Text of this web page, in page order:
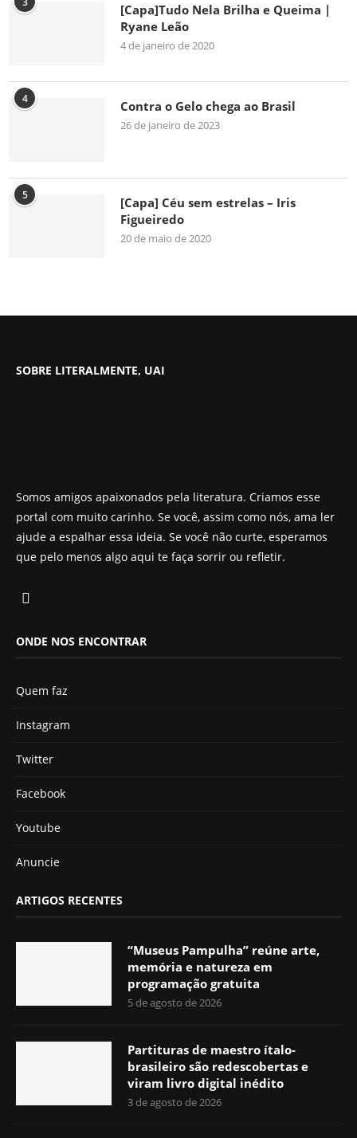
[Capa]Tudo Nela Brilha e Queima |
Ryane Leão
4 de janeiro de 2020
4 Contra o Gelo chega ao Brasil
26 de janeiro de 2023
5
[Capa] Céu sem estrelas – Iris
Figueiredo
20 de maio de 2020
SOBRE LITERALMENTE, UAI
Somos amigos apaixonados pela literatura. Criamos esse
portal com muito carinho. Se você, assim como nós, ama ler
ajude a espalhar essa ideia. Se você não curte, esperamos
que pelo menos algo aqui te faça sorrir ou refletir.
ONDE NOS ENCONTRAR
Quem faz
Instagram
Twitter
Facebook
Youtube
Anuncie
ARTIGOS RECENTES
“Museus Pampulha” reúne arte,
memória e natureza em
programação gratuita
5 de agosto de 2026
Partituras de maestro ítalo-
brasileiro são redescobertas e
viram livro digital inédito
3 de agosto de 2026